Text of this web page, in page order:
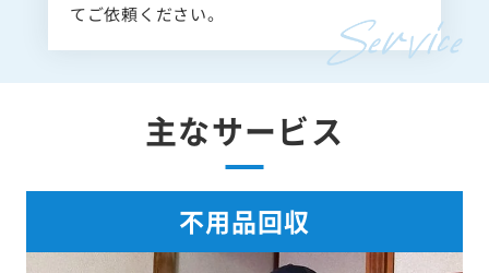
てご依頼ください。
主なサービス
不用品回収